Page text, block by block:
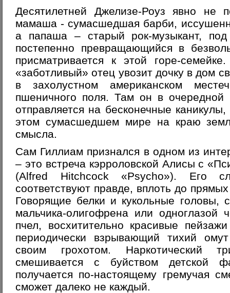
Десятилетней Джелизе-Роуз явно не
мамаша - сумасшедшая барби,
а папаша – старый рок-музыкант, под
постепенно превращающийся в
присматривается к этой горе-
«заботливый» отец увозит дочку в дом
в захолустном американском
пшеничного поля. Там он в очередной
отправляется на бесконечные
этом сумасшедшем мире на краю
смысла.
Сам Гиллиам признался в одном из
– это встреча кэрроловской Алисы с
(Alfred Hitchcock «Psycho»). Его
соответствуют правде, вплоть до
Говорящие белки и кукольные головы,
мальчика-олигофрена или одноглазой
пчел, восхитительно красивые
периодически взрывающий тихий
своим грохотом. Наркотический
смешивается с буйством детской
получается по-настоящему гремучая
сможет далеко не каждый.